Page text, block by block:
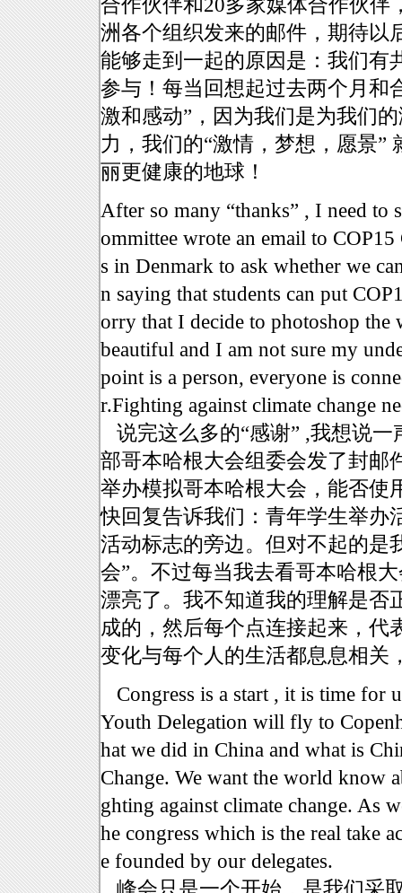
合作伙伴和20多家媒体合作伙伴
洲各个组织发来的邮件，期待以
能够走到一起的原因是：我们有
参与！每当回想起过去两个月和
激和感动”，因为我们是为我们
力，我们的“激情，梦想，愿景”
丽更健康的地球！
After so many “thanks” , I need to
ommittee wrote an email to
s in Denmark to ask whether we
n saying that students can put
orry that I decide to photoshop the
beautiful and I am not sure my
point is a person, everyone is
r.Fighting against climate change
说完这么多的“感谢” ,我想说一
部哥本哈根大会组委会发了封邮
举办模拟哥本哈根大会，能否使
快回复告诉我们：青年学生举办
活动标志的旁边。但对不起的是
会”。不过每当我去看哥本哈根
漂亮了。我不知道我的理解是否
成的，然后每个点连接起来，代
变化与每个人的生活都息息相关
Congress is a start , it is time for
Youth Delegation will fly to
hat we did in China and what is
Change. We want the world know
ghting against climate change. As
he congress which is the real take
e founded by our delegates.